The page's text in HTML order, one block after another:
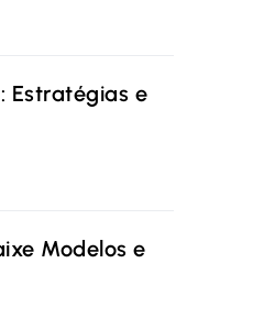
Estratégias e
Modelos e